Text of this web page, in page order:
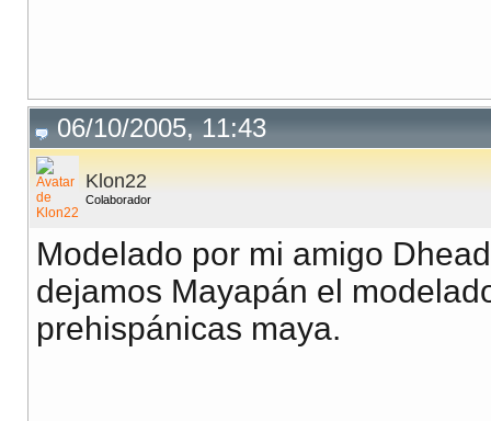
06/10/2005, 11:43
Klon22
Colaborador
Modelado por mi amigo
dejamos Mayapán el
prehispánicas maya.